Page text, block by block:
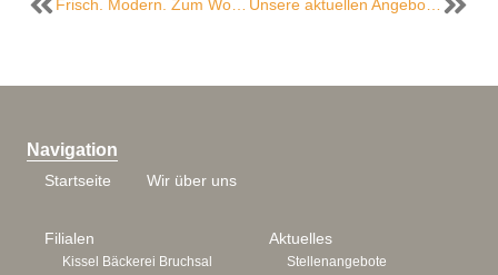
Unsere aktuellen Angebote in den Kissel Bäckerei Filialen in Bruchsal & Walldorf
Navigation
Startseite Wir über uns
Filialen
Kissel Bäckerei Bruchsal
Aktuelles
Stellenangebote